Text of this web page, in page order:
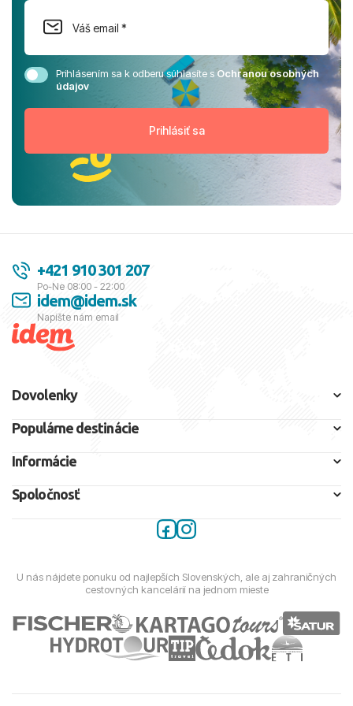
Prihlásením sa k odberu súhlasíte sOchranou osobných
údajov
+421 910 301 207
Po-Ne 08:00 - 22:00
idem@idem.sk
Napíšte nám email
Dovolenky
Populárne destinácie
Informácie
Spoločnosť
U nás nájdete ponuku od najlepších Slovenských, ale aj zahraničných
cestovných kancelárií na jednom mieste